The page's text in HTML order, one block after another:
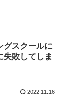
グスクールに
失敗してしま
2022.11.16